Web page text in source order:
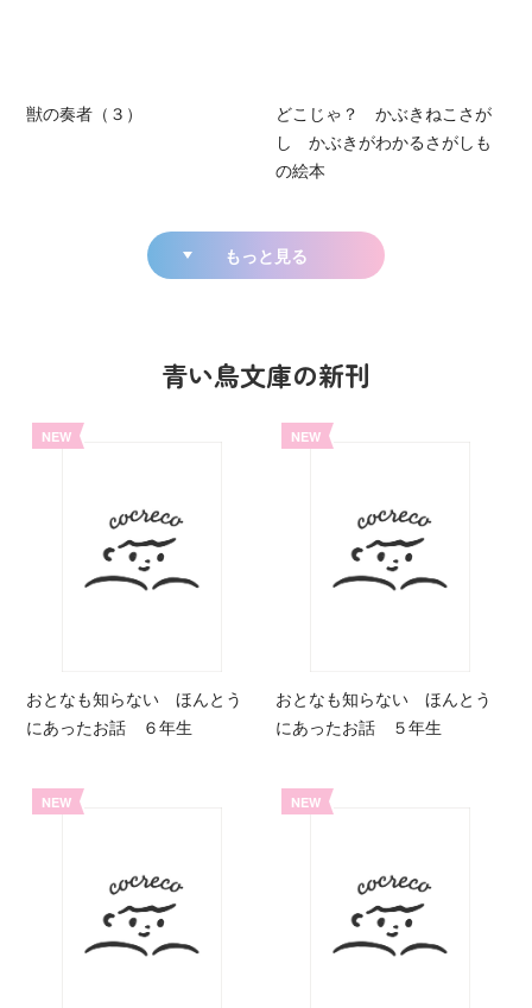
獣の奏者（３）
どこじゃ？ かぶきねこさが
し かぶきがわかるさがしも
の絵本
もっと見る
青い鳥文庫の新刊
NEW
おとなも知らない ほんとう
にあったお話 ６年生
NEW
おとなも知らない ほんとう
にあったお話 ５年生
NEW NEW